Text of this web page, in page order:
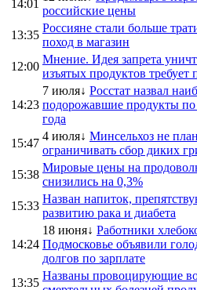
14:01
российские цены
13:35
Россияне стали больше
поход в магазин
12:00
Мнение. Идея запрета
изъятых продуктов требует
14:23
7 июля↓ Росстат назвал
подорожавшие продукты по
года
15:47
4 июля↓ Минсельхоз не
ограничивать сбор диких
15:38
Мировые цены на
снизились на 0,3%
15:33
Назван напиток,
развитию рака и диабета
14:24
18 июня↓ Работники
Подмосковье объявили
долгов по зарплате
13:35
Названы провоцирующие